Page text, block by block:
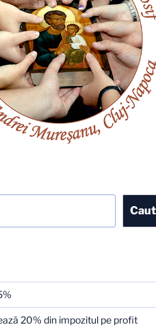
20% din impozitul pe profit